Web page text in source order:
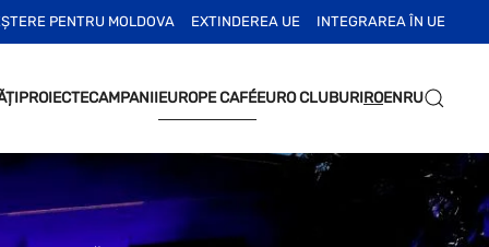
PENTRU MOLDOVA EXTINDEREA UE INTEGRAREA ÎN UE
PROIECTECAMPANIIEUROPE CAFÉEURO CLUBURIROENRU